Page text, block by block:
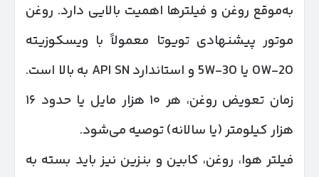
به‌موقع روغن و فیلترها اهمیت بالایی دارد. روغن
موتور پیشنهادی تویوتا معمولاً با ویسکوزیته
0W-20 یا 5W-30 و استاندارد API SN به بالا است.
زمان تعویض روغن، هر ۱۰ هزار مایل یا حدود ۱۶
هزار کیلومتر (یا سالانه) توصیه می‌شود.
فیلتر هوا، روغن، کابین و بنزین نیز باید بسته به